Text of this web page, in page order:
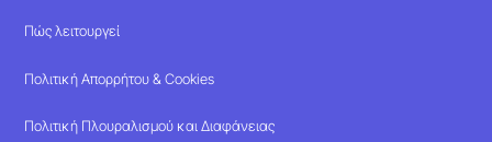
Πώς λειτουργεί
Πολιτική Απορρήτου & Cookies
Πολιτική Πλουραλισμού και Διαφάνειας